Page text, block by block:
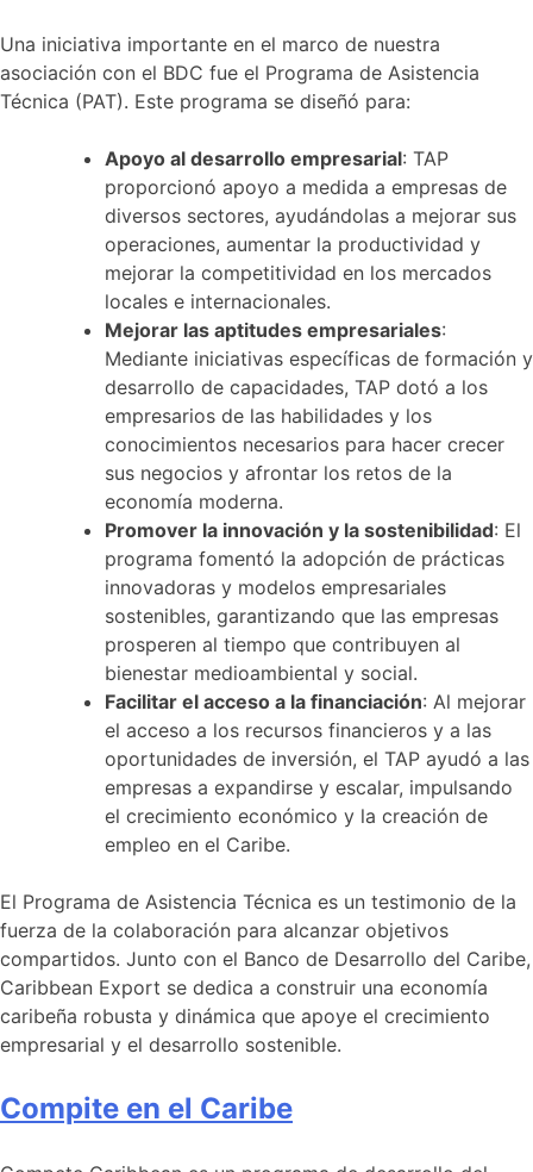
Una iniciativa importante en el marco de nuestra
asociación con el BDC fue el Programa de Asistencia
Técnica (PAT). Este programa se diseñó para:
Apoyo al desarrollo empresarial: TAP
proporcionó apoyo a medida a empresas de
diversos sectores, ayudándolas a mejorar sus
operaciones, aumentar la productividad y
mejorar la competitividad en los mercados
locales e internacionales.
Mejorar las aptitudes empresariales:
Mediante iniciativas específicas de formación y
desarrollo de capacidades, TAP dotó a los
empresarios de las habilidades y los
conocimientos necesarios para hacer crecer
sus negocios y afrontar los retos de la
economía moderna.
Promover la innovación y la sostenibilidad: El
programa fomentó la adopción de prácticas
innovadoras y modelos empresariales
sostenibles, garantizando que las empresas
prosperen al tiempo que contribuyen al
bienestar medioambiental y social.
Facilitar el acceso a la financiación: Al mejorar
el acceso a los recursos financieros y a las
oportunidades de inversión, el TAP ayudó a las
empresas a expandirse y escalar, impulsando
el crecimiento económico y la creación de
empleo en el Caribe.
El Programa de Asistencia Técnica es un testimonio de la
fuerza de la colaboración para alcanzar objetivos
compartidos. Junto con el Banco de Desarrollo del Caribe,
Caribbean Export se dedica a construir una economía
caribeña robusta y dinámica que apoye el crecimiento
empresarial y el desarrollo sostenible.
Compite en el Caribe